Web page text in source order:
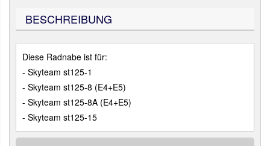
BESCHREIBUNG
Diese Radnabe ist für:
- Skyteam st125-1
- Skyteam st125-8 (E4+E5)
- Skyteam st125-8A (E4+E5)
- Skyteam st125-15